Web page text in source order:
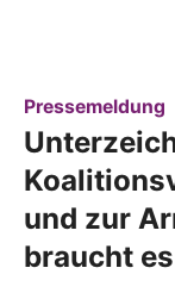
Pressemeldung
und zur
braucht